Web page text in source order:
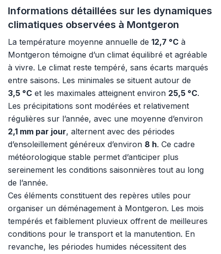
Informations détaillées sur les dynamiques
climatiques observées à Montgeron
La température moyenne annuelle de 12,7 °C à
Montgeron témoigne d’un climat équilibré et agréable
à vivre. Le climat reste tempéré, sans écarts marqués
entre saisons. Les minimales se situent autour de
3,5 °C et les maximales atteignent environ 25,5 °C.
Les précipitations sont modérées et relativement
régulières sur l’année, avec une moyenne d’environ
2,1 mm par jour, alternent avec des périodes
d’ensoleillement généreux d’environ 8 h. Ce cadre
météorologique stable permet d’anticiper plus
sereinement les conditions saisonnières tout au long
de l’année.
Ces éléments constituent des repères utiles pour
organiser un déménagement à Montgeron. Les mois
tempérés et faiblement pluvieux offrent de meilleures
conditions pour le transport et la manutention. En
revanche, les périodes humides nécessitent des